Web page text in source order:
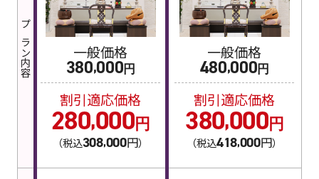
プラン内容 一般価格
380,000円
割引適応価格
280,000円
（税込308,000円）
一般価格
480,000円
割引適応価格
380,000円
（税込418,000円）